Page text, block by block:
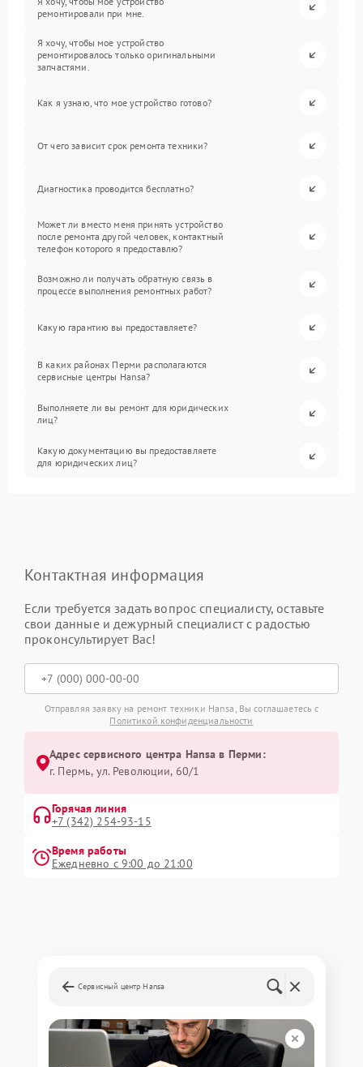
ремонтировали при мне.
Я хочу, чтобы мое устройство
ремонтировалось только оригинальными
запчастями.
Как я узнаю, что мое устройство готово?
От чего зависит срок ремонта техники?
Диагностика проводится бесплатно?
Может ли вместо меня принять устройство
после ремонта другой человек, контактный
телефон которого я предоставлю?
Возможно ли получать обратную связь в
процессе выполнения ремонтных работ?
Какую гарантию вы предоставляете?
В каких районах Перми располагаются
сервисные центры Hansa?
Выполняете ли вы ремонт для юридических
лиц?
Какую документацию вы предоставляете
для юридических лиц?
Контактная информация
Если требуется задать вопрос специалисту, оставьте
свои данные и дежурный специалист с радостью
проконсультирует Вас!
Отправляя заявку на ремонт техники Hansa, Вы соглашаетесь с
Политикой конфиденциальности
Адрес сервисного центра Hansa в Перми:
г. Пермь, ул. ​Революции, 60/1
Горячая линия
+7 (342) 254-93-15
Время работы
Ежедневно с 9:00 до 21:00
Сервисный центр Hansa